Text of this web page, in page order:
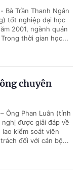
Bà Trần Thanh Ngân
tốt nghiệp đại học
2001, ngành quản
thời gian học...
chuyên
Ông Phan Luân (tỉnh
được giải đáp về
kiểm soát viên
đối với cán bộ...